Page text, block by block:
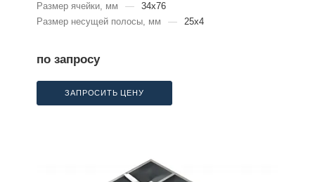
Размер ячейки, мм —
34x76
Размер несущей полосы, мм
— 25x4
по запросу
ЗАПРОСИТЬ ЦЕНУ